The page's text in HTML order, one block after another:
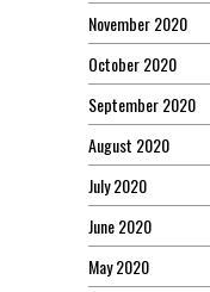
November 2020
October 2020
September 2020
August 2020
July 2020
June 2020
May 2020